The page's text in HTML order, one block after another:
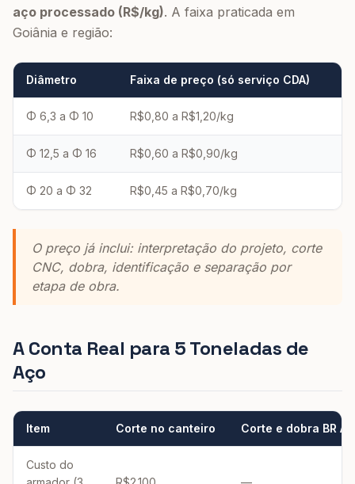
aço processado (R$/kg). A faixa praticada em
Goiânia e região:
Diâmetro Faixa de preço (só serviço CDA)
Φ 6,3 a Φ 10 R$0,80 a R$1,20/kg
Φ 12,5 a Φ 16 R$0,60 a R$0,90/kg
Φ 20 a Φ 32 R$0,45 a R$0,70/kg
O preço já inclui: interpretação do projeto, corte
CNC, dobra, identificação e separação por
etapa de obra.
A Conta Real para 5 Toneladas de
Aço
Item Corte no canteiro Corte e dobra BR
Custo do